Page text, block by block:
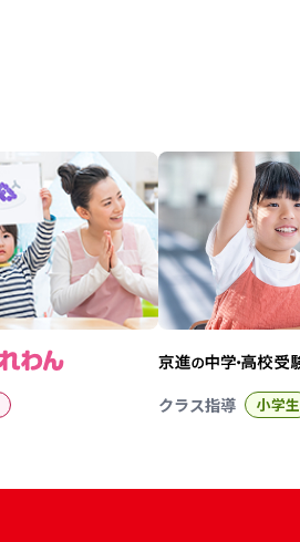
クラス指導 小学生